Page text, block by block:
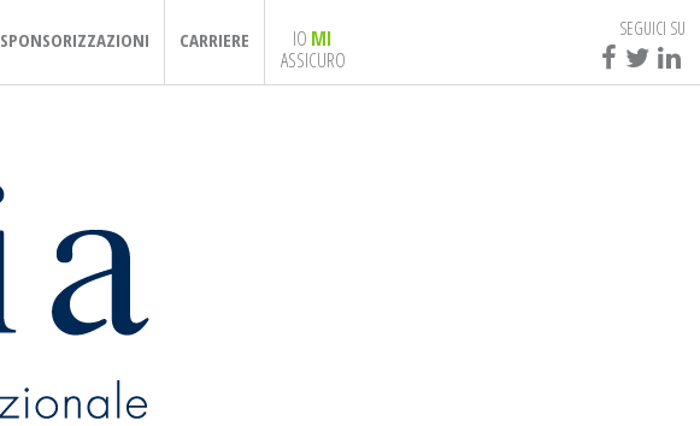
SPONSORIZZAZIONI CARRIERE IO MI
ASSICURO
SEGUICI SU